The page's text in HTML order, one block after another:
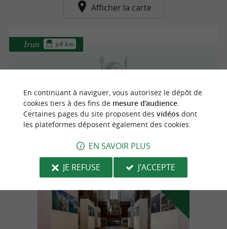
Afficher la carte
La cuisine mexicaine en direct du Pays
Basque
Irun 3.6 km
n
o
t
r
e
c
o
u
p
d
e
c
o
e
u
r
En continuant à naviguer, vous autorisez le dépôt de
cookies tiers à des fins de mesure d'audience.
Certaines pages du site proposent des vidéosdont
les plateformes déposent également des cookies.
EN SAVOIR PLUS
JE REFUSE
J'ACCEPTE